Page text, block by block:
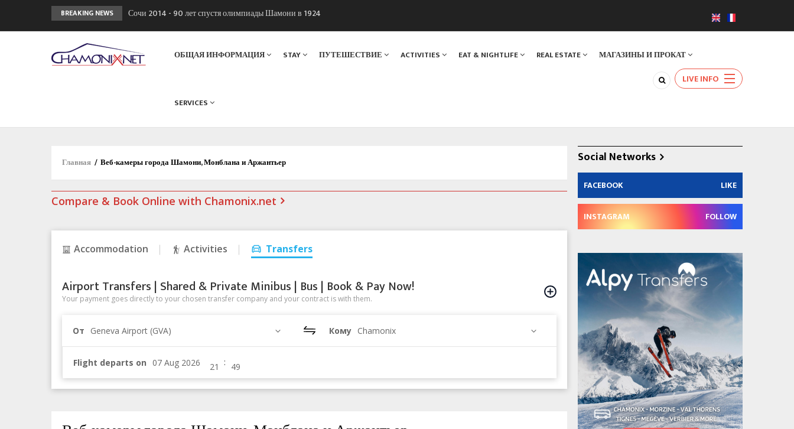
BREAKING NEWS
Сочи 2014 - 90 лет спустя олимпиады Шамони в 1924
ОБЩАЯ ИНФОРМАЦИЯ STAY ПУТЕШЕСТВИЕ ACTIVITIES EAT & NIGHTLIFE REAL ESTATE МАГАЗИНЫ И ПРОКАТ
SERVICES
LIVE INFO
Главная / Веб-камеры города Шамони, Монблана и Аржантьер
Compare & Book Online with Chamonix.net
Accommodation Activities Transfers
Airport Transfers | Shared & Private Minibus | Bus | Book & Pay Now!
Your payment goes directly to your chosen transfer company and your contract is with them.
От Geneva Airport (GVA) Кому Chamonix
Flight departs on :
Social Networks
FACEBOOK LIKE
INSTAGRAM FOLLOW